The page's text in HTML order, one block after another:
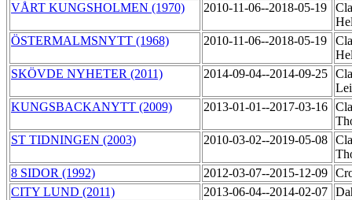
VÅRT KUNGSHOLMEN (1970)
2010-11-06--2018-05-19
ÖSTERMALMSNYTT (1968)
2010-11-06--2018-05-19
SKÖVDE NYHETER (2011)
2014-09-04--2014-09-25
KUNGSBACKANYTT (2009)
2013-01-01--2017-03-16
ST TIDNINGEN (2003)
2010-03-02--2019-05-08
8 SIDOR (1992)
2012-03-07--2015-12-09
CITY LUND (2011)
2013-06-04--2014-02-07